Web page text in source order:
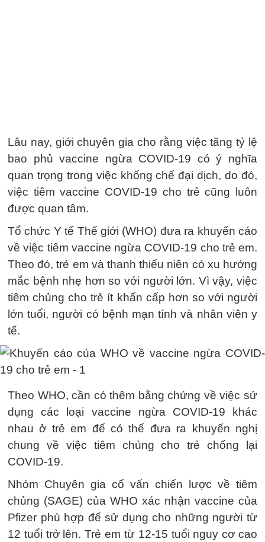
Lâu nay, giới chuyên gia cho rằng việc tăng tỷ lệ
bao phủ vaccine ngừa COVID-19 có ý nghĩa
quan trọng trong việc khống chế đại dịch, do đó,
việc tiêm vaccine COVID-19 cho trẻ cũng luôn
được quan tâm.
Tổ chức Y tế Thế giới (WHO) đưa ra khuyến cáo
về việc tiêm vaccine ngừa COVID-19 cho trẻ em.
Theo đó, trẻ em và thanh thiếu niên có xu hướng
mắc bệnh nhẹ hơn so với người lớn. Vì vậy, việc
tiêm chủng cho trẻ ít khẩn cấp hơn so với người
lớn tuổi, người có bệnh mạn tính và nhân viên y
tế.
Theo WHO, cần có thêm bằng chứng về việc sử
dụng các loại vaccine ngừa COVID-19 khác
nhau ở trẻ em để có thể đưa ra khuyến nghị
chung về việc tiêm chủng cho trẻ chống lại
COVID-19.
Nhóm Chuyên gia cố vấn chiến lược về tiêm
chủng (SAGE) của WHO xác nhận vaccine của
Pfizer phù hợp để sử dụng cho những người từ
12 tuổi trở lên. Trẻ em từ 12-15 tuổi nguy cơ cao